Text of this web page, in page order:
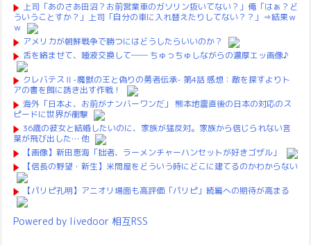
上司「あのさあ田沼？お前営業車のガソリン抜いてない？」俺「はぁ？ど
ういうことすか？」上司「自分の車に入れ替えたりしてない？？」⇒結果ｗ
ｗ
アメリカが朝鮮戦争で勝つにはどうしたらいいのか？
舌を絡ませて、唾液交換して── ちゅっちゅしながらの濃厚エッ画像♪
クレバテスⅡ-魔獣の王と偽りの勇者伝承- 第4話 感想：敵を探すよりト
アの書を餌に誘き出す作戦！
海外「日本よ、お前がナンバーワンだ」 熊本地震直後の日本の対応のス
ピードに世界が衝撃
36歳の彼女と結婚したいのに、家族が猛反対。家族から信じられない言
葉が飛び出した… 他
【画像】新田恵海「拙者、ラーメンチャーハンセットが好きゴザル」
【信長の野望・新生】米問屋をどういう時にどこに建てるのかわからない
【パリピ孔明】アニオリ場面も高評価「パリピ」続編への期待が高まる
Powered by livedoor 相互RSS